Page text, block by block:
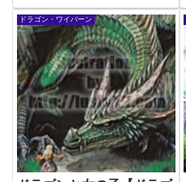
ドラゴン・ワイバーン